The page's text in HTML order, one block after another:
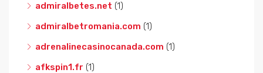
admiralbetes.net (1)
admiralbetromania.com (1)
adrenalinecasinocanada.com (1)
afkspin1.fr (1)